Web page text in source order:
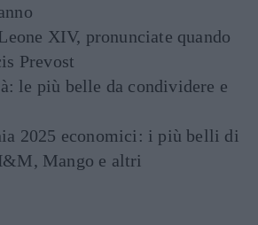
XIV, pronunciate quando
Prevost
le più belle da condividere e
2025 economici: i più belli di
Mango e altri